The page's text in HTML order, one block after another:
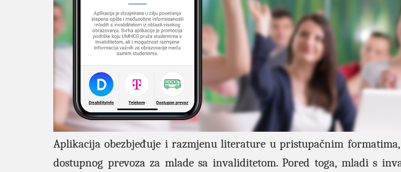
Aplikacija obezbjeđuje i razmjenu literature u pristupačnim
dostupnog prevoza za mlade sa invaliditetom. Pored toga, mladi s